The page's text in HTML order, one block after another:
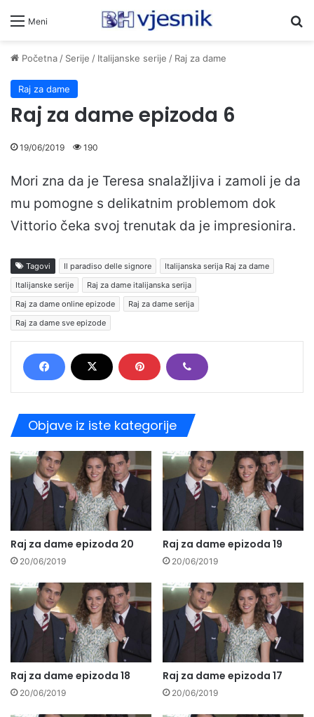
Meni
Početna/ Serije / Italijanske serije / Raj za dame
Raj za dame
Raj za dame epizoda 6
19/06/2019 190
Mori zna da je Teresa snalažljiva i zamoli je da
mu pomogne s delikatnim problemom dok
Vittorio čeka svoj trenutak da je impresionira.
Tagovi Il paradiso delle signore
Italijanska serija Raj za dame
Italijanske serije
Raj za dame italijanska serija
Raj za dame online epizode
Raj za dame serija
Raj za dame sve epizode
Objave iz iste kategorije
Raj za dame epizoda 20
20/06/2019
Raj za dame epizoda 19
20/06/2019
Raj za dame epizoda 18
20/06/2019
Raj za dame epizoda 17
20/06/2019